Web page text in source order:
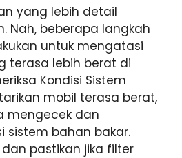
yang lebih detail
Nah, beberapa langkah
untuk mengatasi
terasa lebih berat di
Kondisi Sistem
mobil terasa berat,
mengecek dan
sistem bahan bakar.
pastikan jika filter